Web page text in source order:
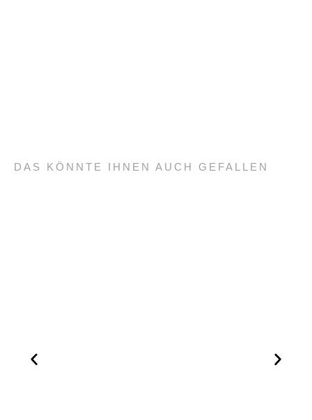
DAS KÖNNTE IHNEN AUCH GEFALLEN